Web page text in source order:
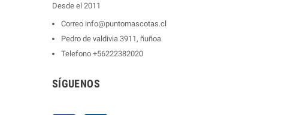
Desde el 2011
Correo info@puntomascotas.cl
Pedro de valdivia 3911, ñuñoa
Telefono +56222382020
SÍGUENOS